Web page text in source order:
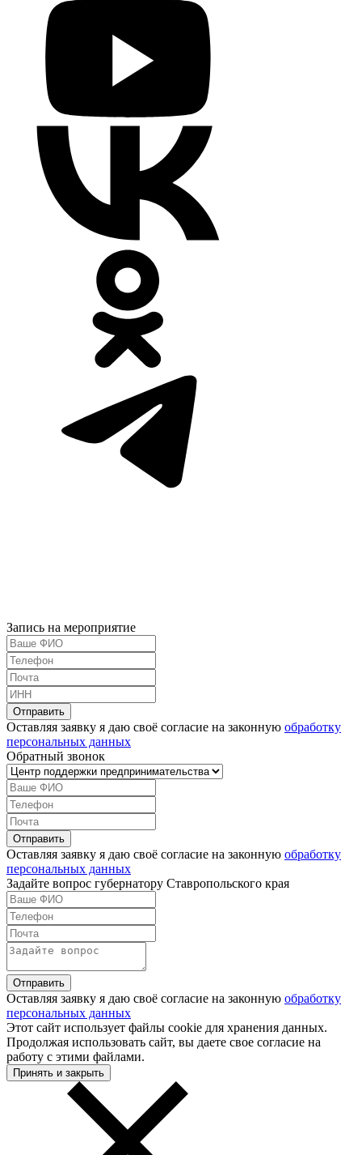
Запись на мероприятие
Оставляя заявку я даю своё согласие на законную обработку
персональных данных
Обратный звонок
Оставляя заявку я даю своё согласие на законную обработку
персональных данных
Задайте вопрос губернатору Ставропольского края
Оставляя заявку я даю своё согласие на законную обработку
персональных данных
Этот сайт использует файлы cookie для хранения данных.
Продолжая использовать сайт, вы даете свое согласие на
работу с этими файлами.
Принять и закрыть